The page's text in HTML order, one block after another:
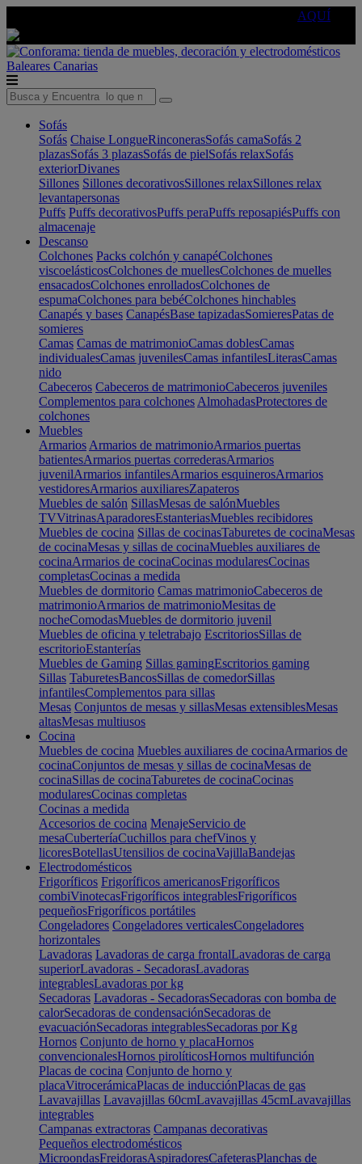
AQUÍ
Baleares Canarias
Sofás
Sofás Chaise LongueRinconerasSofás camaSofás 2
plazasSofás 3 plazasSofás de pielSofás relaxSofás
exteriorDivanes
Sillones Sillones decorativosSillones relaxSillones relax
levantapersonas
Puffs Puffs decorativosPuffs peraPuffs reposapiésPuffs con
almacenaje
Descanso
Colchones Packs colchón y canapéColchones
viscoelásticosColchones de muellesColchones de muelles
ensacadosColchones enrolladosColchones de
espumaColchones para bebéColchones hinchables
Canapés y bases CanapésBase tapizadasSomieresPatas de
somieres
Camas Camas de matrimonioCamas doblesCamas
individualesCamas juvenilesCamas infantilesLiterasCamas
nido
Cabeceros Cabeceros de matrimonioCabeceros juveniles
Complementos para colchones AlmohadasProtectores de
colchones
Muebles
Armarios Armarios de matrimonioArmarios puertas
batientesArmarios puertas correderasArmarios
juvenilArmarios infantilesArmarios esquinerosArmarios
vestidoresArmarios auxiliaresZapateros
Muebles de salón SillasMesas de salónMuebles
TVVitrinasAparadoresEstanteriasMuebles recibidores
Muebles de cocina Sillas de cocinasTaburetes de cocinaMesas
de cocinaMesas y sillas de cocinaMuebles auxiliares de
cocinaArmarios de cocinaCocinas modularesCocinas
completasCocinas a medida
Muebles de dormitorio Camas matrimonioCabeceros de
matrimonioArmarios de matrimonioMesitas de
nocheComodasMuebles de dormitorio juvenil
Muebles de oficina y teletrabajo EscritoriosSillas de
escritorioEstanterías
Muebles de Gaming Sillas gamingEscritorios gaming
Sillas TaburetesBancosSillas de comedorSillas
infantilesComplementos para sillas
Mesas Conjuntos de mesas y sillasMesas extensiblesMesas
altasMesas multiusos
Cocina
Muebles de cocina Muebles auxiliares de cocinaArmarios de
cocinaConjuntos de mesas y sillas de cocinaMesas de
cocinaSillas de cocinaTaburetes de cocinaCocinas
modularesCocinas completas
Cocinas a medida
Accesorios de cocina MenajeServicio de
mesaCuberteríaCuchillos para chefVinos y
licoresBotellasUtensilios de cocinaVajillaBandejas
Electrodomésticos
Frigoríficos Frigoríficos americanosFrigoríficos
combiVinotecasFrigoríficos integrablesFrigoríficos
pequeñosFrigoríficos portátiles
Congeladores Congeladores verticalesCongeladores
horizontales
Lavadoras Lavadoras de carga frontalLavadoras de carga
superiorLavadoras - SecadorasLavadoras
integrablesLavadoras por kg
Secadoras Lavadoras - SecadorasSecadoras con bomba de
calorSecadoras de condensaciónSecadoras de
evacuaciónSecadoras integrablesSecadoras por Kg
Hornos Conjunto de horno y placaHornos
convencionalesHornos pirolíticosHornos multifunción
Placas de cocina Conjunto de horno y
placaVitrocerámicaPlacas de inducciónPlacas de gas
Lavavajillas Lavavajillas 60cmLavavajillas 45cmLavavajillas
integrables
Campanas extractoras Campanas decorativas
Pequeños electrodomésticos
MicroondasFreidorasAspiradoresCafeterasPlanchas de